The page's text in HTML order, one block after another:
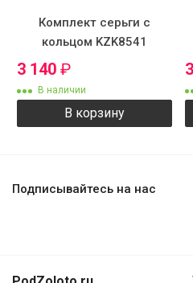
Комплект серьги с
кольцом KZK8541
3 140 ₽
В наличии
В корзину
Подписывайтесь на нас